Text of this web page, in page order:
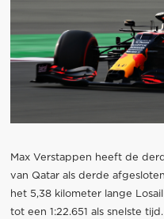
Max Verstappen heeft de
van Qatar als derde
het 5,38 kilometer lange
tot een 1:22.651 als snelste